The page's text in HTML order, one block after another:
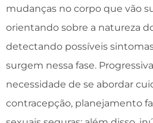
mudanças no corpo que vão
orientando sobre a natureza
detectando possíveis
surgem nessa fase.
necessidade de se abordar
contracepção, planejamento